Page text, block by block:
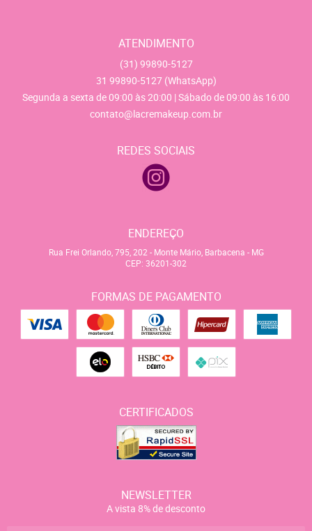
ATENDIMENTO
(31) 99890-5127
31 99890-5127 (WhatsApp)
Segunda a sexta de 09:00 às 20:00 | Sábado de 09:00 às 16:00
contato@lacremakeup.com.br
REDES SOCIAIS
ENDEREÇO
Rua Frei Orlando, 795, 202 - Monte Mário, Barbacena - MG
CEP: 36201-302
FORMAS DE PAGAMENTO
CERTIFICADOS
NEWSLETTER
A vista 8% de desconto